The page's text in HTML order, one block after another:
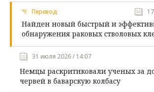
Перевод
Найден новый быстрый и
обнаружения раковых стволовых
31 июля 2026 / 14:07
Немцы раскритиковали ученых за
червей в баварскую колбасу